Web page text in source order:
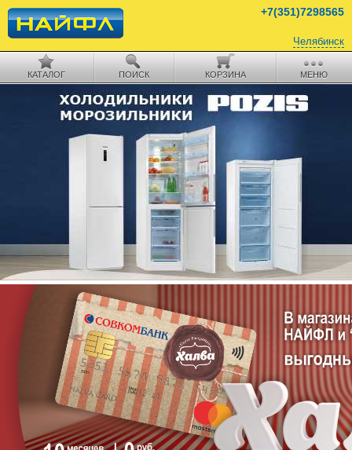
Челябинск
+7(351)7298565
КАТАЛОГ ПОИСК КОРЗИНА МЕНЮ